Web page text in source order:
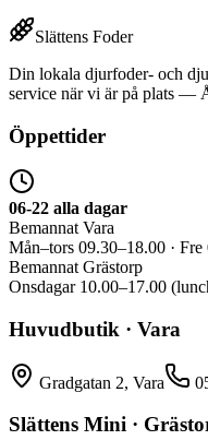
Slättens Foder
Din lokala djurfoder- och
service när vi är på plats —
Öppettider
06-22 alla dagar
Bemannat Vara
Mån–tors 09.30–18.00 ·
Bemannat Grästorp
Onsdagar 10.00–17.00
Huvudbutik · Vara
Gradgatan 2, Vara
Slättens Mini ·